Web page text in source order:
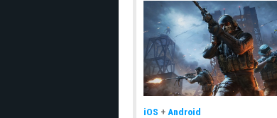
iOS + Android